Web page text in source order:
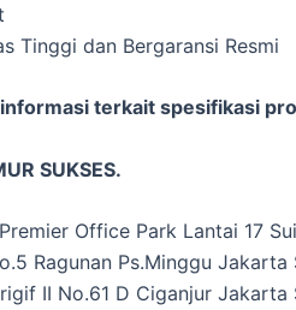
Tinggi dan Bergaransi Resmi
terkait spesifikasi
SUKSES.
Office Park Lantai 17
Ragunan Ps.Minggu Jakarta
II No.61 D Ciganjur Jakarta